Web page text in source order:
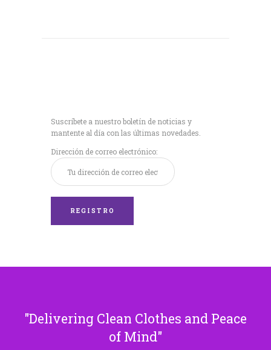
Suscríbete a nuestro boletín de noticias y
mantente al día con las últimas novedades.
Dirección de correo electrónico:
Delivering Clean Clothes and Peace
of Mind